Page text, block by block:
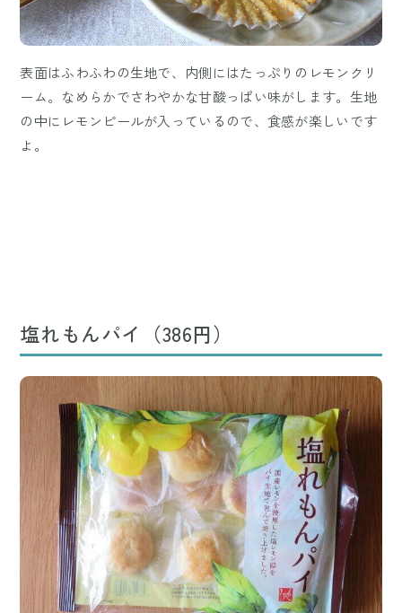
表面はふわふわの生地で、内側にはたっぷりのレモンクリ
ーム。なめらかでさわやかな甘酸っぱい味がします。生地
の中にレモンピールが入っているので、食感が楽しいです
よ。
塩れもんパイ（386円）